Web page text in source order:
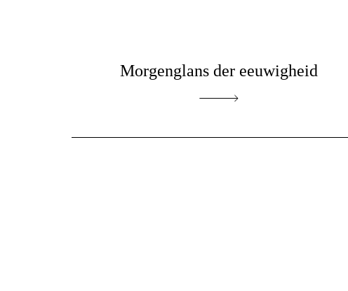
Morgenglans der eeuwigheid